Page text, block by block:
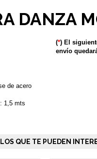
DANZA
de acero
1,5 mts
(*) El
envío
QUE TE PUEDEN